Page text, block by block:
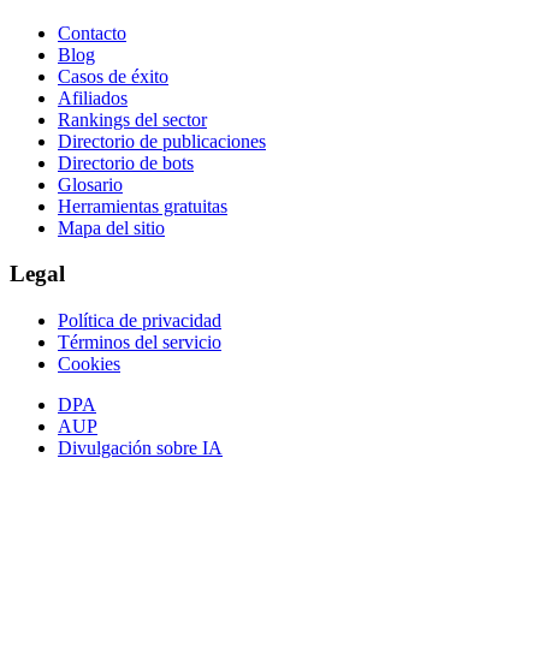
Contacto
Blog
Casos de éxito
Afiliados
Rankings del sector
Directorio de publicaciones
Directorio de bots
Glosario
Herramientas gratuitas
Mapa del sitio
Legal
Política de privacidad
Términos del servicio
Cookies
DPA
AUP
Divulgación sobre IA